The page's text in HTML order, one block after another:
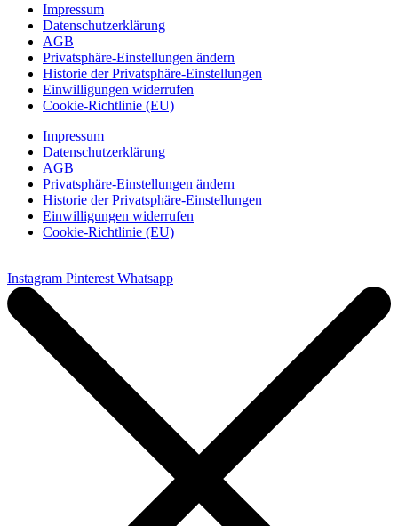
Impressum
Datenschutzerklärung
AGB
Privatsphäre-Einstellungen ändern
Historie der Privatsphäre-Einstellungen
Einwilligungen widerrufen
Cookie-Richtlinie (EU)
Impressum
Datenschutzerklärung
AGB
Privatsphäre-Einstellungen ändern
Historie der Privatsphäre-Einstellungen
Einwilligungen widerrufen
Cookie-Richtlinie (EU)
Instagram Pinterest Whatsapp